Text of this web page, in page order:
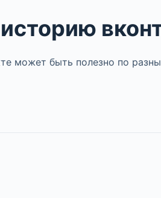
может быть полезно по